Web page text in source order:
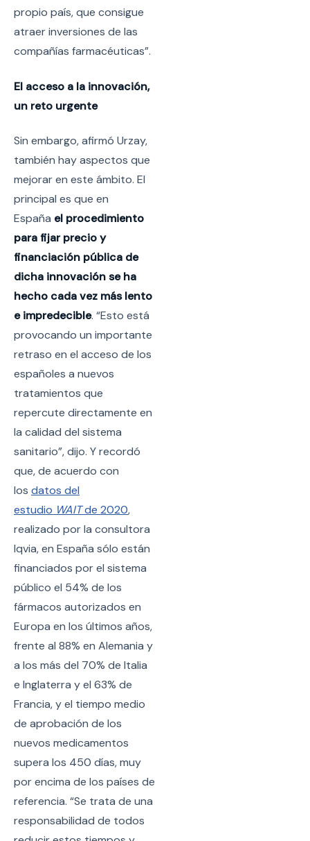
propio país, que consigue
atraer inversiones de las
compañías farmacéuticas”.
El acceso a la innovación,
un reto urgente
Sin embargo, afirmó Urzay,
también hay aspectos que
mejorar en este ámbito. El
principal es que en
España el procedimiento
para fijar precio y
financiación pública de
dicha innovación se ha
hecho cada vez más lento
e impredecible. “Esto está
provocando un importante
retraso en el acceso de los
españoles a nuevos
tratamientos que
repercute directamente en
la calidad del sistema
sanitario”, dijo. Y recordó
que, de acuerdo con
los datos del
estudio WAITde 2020,
realizado por la consultora
Iqvia, en España sólo están
financiados por el sistema
público el 54% de los
fármacos autorizados en
Europa en los últimos años,
frente al 88% en Alemania y
a los más del 70% de Italia
e Inglaterra y el 63% de
Francia, y el tiempo medio
de aprobación de los
nuevos medicamentos
supera los 450 días, muy
por encima de los países de
referencia. “Se trata de una
responsabilidad de todos